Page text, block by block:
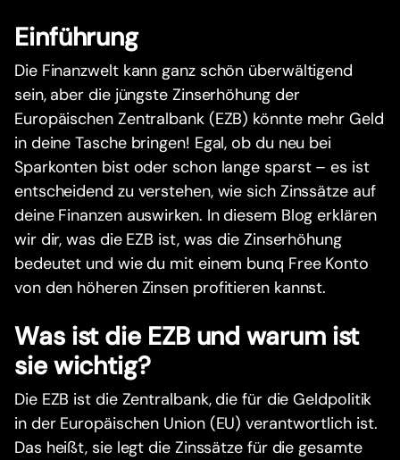
Einführung
Die Finanzwelt kann ganz schön überwältigend
sein, aber die jüngste Zinserhöhung der
Europäischen Zentralbank (EZB) könnte mehr Geld
in deine Tasche bringen! Egal, ob du neu bei
Sparkonten bist oder schon lange sparst – es ist
entscheidend zu verstehen, wie sich Zinssätze auf
deine Finanzen auswirken. In diesem Blog erklären
wir dir, was die EZB ist, was die Zinserhöhung
bedeutet und wie du mit einem bunq Free Konto
von den höheren Zinsen profitieren kannst.
Was ist die EZB und warum ist
sie wichtig?
Die EZB ist die Zentralbank, die für die Geldpolitik
in der Europäischen Union (EU) verantwortlich ist.
Das heißt, sie legt die Zinssätze für die gesamte